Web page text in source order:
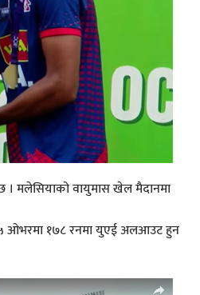
। मलेसियाको वायुमास खेल मैदानमा
ओभरमा १७८ रनमा युएई अलआउट हुन